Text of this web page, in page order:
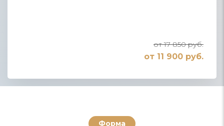
от 17 850 руб.
от 11 900 руб.
Форма